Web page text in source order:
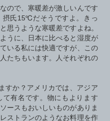
ので、寒暖差が激しいんです
摂氏15℃だそうですよ。きっ
思うような寒暖差ですよね。
うに、日本に比べると湿度が
いる私には快適ですが、この
たちもいます。人それぞれの
すか？アメリカでは、アジア
有名です。物にもよります
ースもおいしいものがありま
ストランのようなお料理を作